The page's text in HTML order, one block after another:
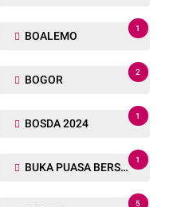
BOALEMO
1
BOGOR
2
BOSDA 2024
1
BUKA PUASA BERSAMA
1
5